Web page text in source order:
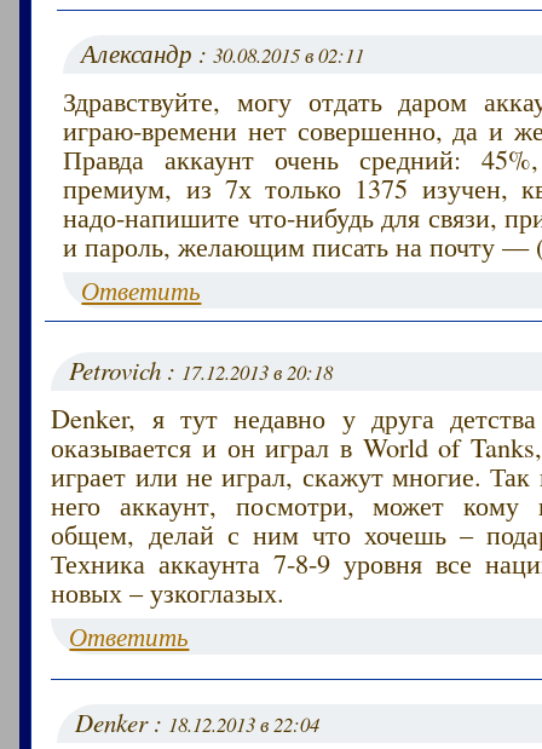
Александр :30.08.2015 в 02:11
Здравствуйте, могу отдать даром
играю-времени нет совершенно, да и
Правда аккаунт очень средний:
премиум, из 7х только 1375 изучен,
надо-напишите что-нибудь для связи,
и пароль, желающим писать на почту —
Ответить
Petrovich : 17.12.2013 в 20:18
Denker, я тут недавно у друга
оказывается и он играл в World of
играет или не играл, скажут многие. Так
него аккаунт, посмотри, может кому
общем, делай с ним что хочешь –
Техника аккаунта 7-8-9 уровня все
новых – узкоглазых.
Ответить
Denker : 18.12.2013 в 22:04